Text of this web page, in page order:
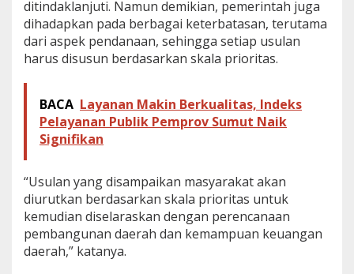
ditindaklanjuti. Namun demikian, pemerintah juga
dihadapkan pada berbagai keterbatasan, terutama
dari aspek pendanaan, sehingga setiap usulan
harus disusun berdasarkan skala prioritas.
BACA Layanan Makin Berkualitas, Indeks
Pelayanan Publik Pemprov Sumut Naik
Signifikan
“Usulan yang disampaikan masyarakat akan
diurutkan berdasarkan skala prioritas untuk
kemudian diselaraskan dengan perencanaan
pembangunan daerah dan kemampuan keuangan
daerah,” katanya.